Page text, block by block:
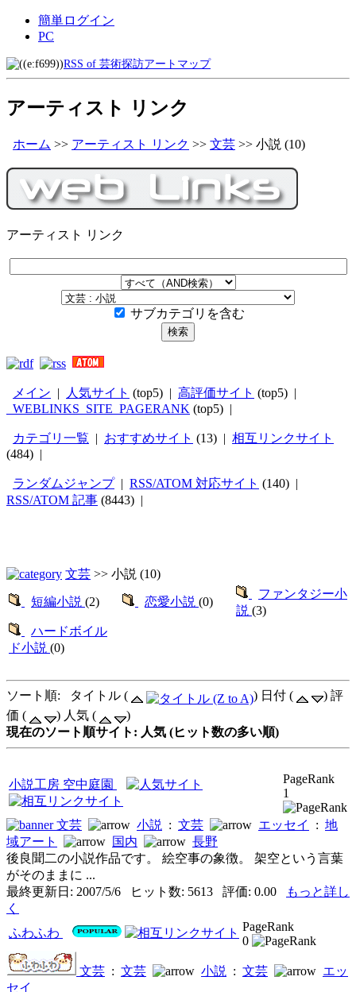
簡単ログイン
PC
RSS of 芸術探訪アートマップ
アーティスト リンク
ホーム >> アーティスト リンク >> 文芸 >> 小説 (10)
アーティスト リンク
サブカテゴリを含む
メイン | 人気サイト (top5) | 高評価サイト (top5) |
_WEBLINKS_SITE_PAGERANK (top5) |
カテゴリ一覧 | おすすめサイト (13) | 相互リンクサイト
(484) |
ランダムジャンプ| RSS/ATOM 対応サイト (140) |
RSS/ATOM 記事 (8443) |
文芸 >> 小説 (10)
短編小説 (2) 恋愛小説 (0)
ファンタジー小
説 (3)
ハードボイル
ド小説 (0)
ソート順: タイトル ( ) 日付 (
) 評
価 (
) 人気 (
)
現在のソート順サイト: 人気 (ヒット数の多い順)
小説工房 空中庭園
PageRank
1
文芸 小説 : 文芸 エッセイ : 地
域アート
国内
長野
後良聞二の小説作品です。 絵空事の象徴。 架空という言葉
がそのままに ...
最終更新日: 2007/5/6 ヒット数: 5613 評価: 0.00
もっと詳し
く
ふわふわ
PageRank
0
文芸 : 文芸 小説 : 文芸
エッ
セイ